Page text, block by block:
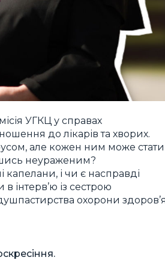
УГКЦ у справах
до лікарів та хворих.
але кожен ним може
неураженим?
і чи є насправді
інтерв’ю із сестрою
охорони